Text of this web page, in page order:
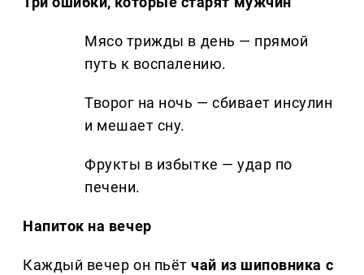
Мясо трижды в день — прямой
путь к воспалению.
Творог на ночь — сбивает инсулин
и мешает сну.
Фрукты в избытке — удар по
печени.
Напиток на вечер
Каждый вечер он пьётчай из шиповника с